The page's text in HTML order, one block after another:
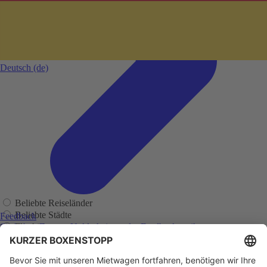
Deutsch (de)
Feedback
Sie haben Fragen, Unklarheiten oder Feedback zu ihrer
zurückliegenden Buchung?
Beliebte Reiseländer
Beliebte Städte
Flughäfen
Regionen
Adelaide Flughafen